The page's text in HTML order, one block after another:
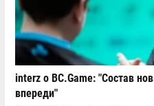
interz о BC.Game: "Состав
впереди"